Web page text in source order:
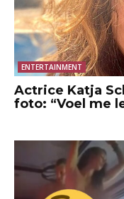
ENTERTAINMENT
Actrice Katja
foto: “Voel me